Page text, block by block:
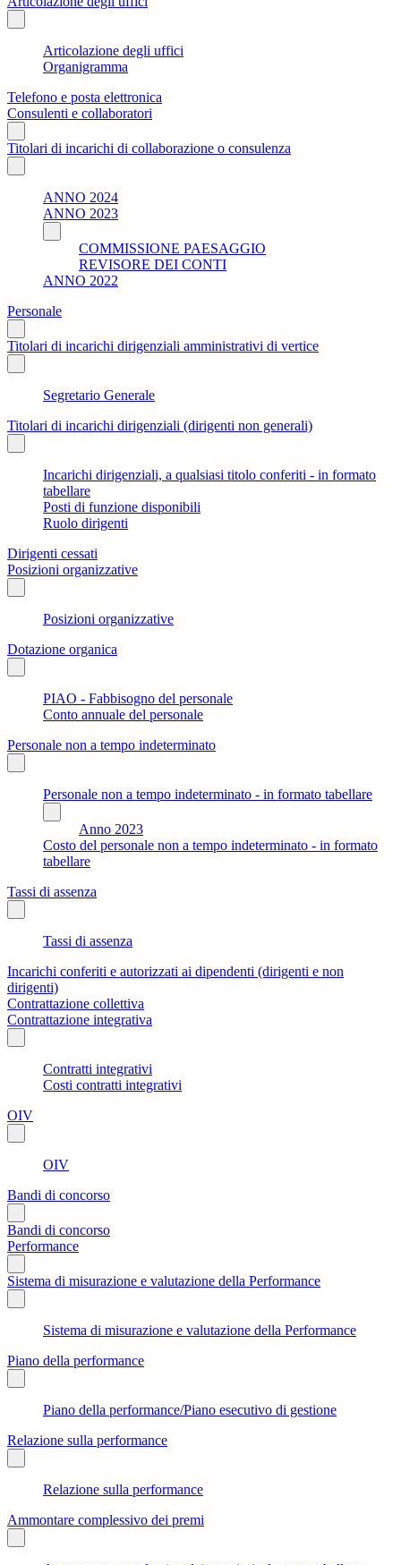
Articolazione degli uffici
Organigramma
Telefono e posta elettronica
Consulenti e collaboratori
Titolari di incarichi di collaborazione o consulenza
ANNO 2024
ANNO 2023
COMMISSIONE PAESAGGIO
REVISORE DEI CONTI
ANNO 2022
Personale
Titolari di incarichi dirigenziali amministrativi di vertice
Segretario Generale
Titolari di incarichi dirigenziali (dirigenti non generali)
Incarichi dirigenziali, a qualsiasi titolo conferiti - in formato
tabellare
Posti di funzione disponibili
Ruolo dirigenti
Dirigenti cessati
Posizioni organizzative
Posizioni organizzative
Dotazione organica
PIAO - Fabbisogno del personale
Conto annuale del personale
Personale non a tempo indeterminato
Personale non a tempo indeterminato - in formato tabellare
Anno 2023
Costo del personale non a tempo indeterminato - in formato
tabellare
Tassi di assenza
Tassi di assenza
Incarichi conferiti e autorizzati ai dipendenti (dirigenti e non
dirigenti)
Contrattazione collettiva
Contrattazione integrativa
Contratti integrativi
Costi contratti integrativi
OIV
OIV
Bandi di concorso
Bandi di concorso
Performance
Sistema di misurazione e valutazione della Performance
Sistema di misurazione e valutazione della Performance
Piano della performance
Piano della performance/Piano esecutivo di gestione
Relazione sulla performance
Relazione sulla performance
Ammontare complessivo dei premi